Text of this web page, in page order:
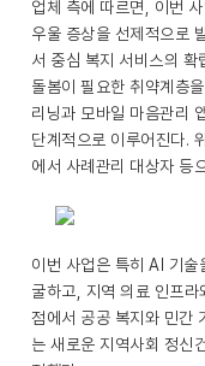
업체 측에 따르면, 이번
우울 증상을 선제적으로
서 중심 복지 서비스의 확
돌봄이 필요한 취약계층
리닝과 모바일 마음관리
단계적으로 이루어진다.
에서 사례관리 대상자 등
이번 사업은 특히 AI 기
굴하고, 지역 의료 인프
점에서 공공 복지와 민간
는 새로운 지역사회 정신